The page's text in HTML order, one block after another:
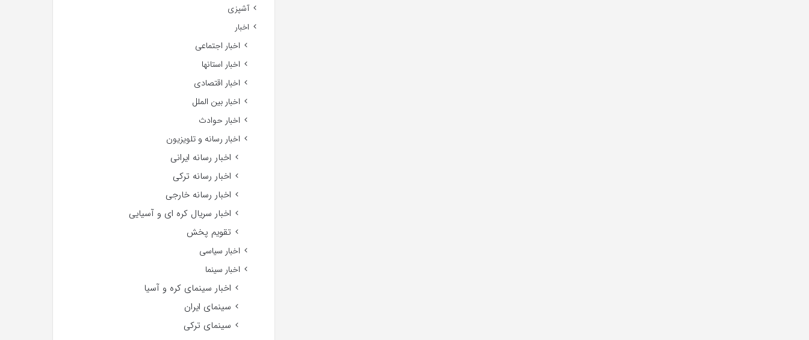
آشپزی
اخبار
اخبار اجتماعی
اخبار استانها
اخبار اقتصادی
اخبار بین الملل
اخبار حوادث
اخبار رسانه و تلویزیون
اخبار رسانه ایرانی
اخبار رسانه ترکی
اخبار رسانه خارجی
اخبار سریال کره ای و آسیایی
تقویم پخش
اخبار سیاسی
اخبار سینما
اخبار سینمای کره و آسیا
سینمای ایران
سینمای ترکی